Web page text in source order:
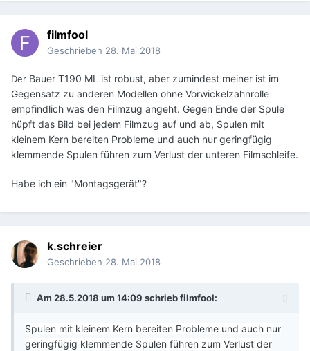
filmfool
Geschrieben 28. Mai 2018
Der Bauer T190 ML ist robust, aber zumindest meiner ist im
Gegensatz zu anderen Modellen ohne Vorwickelzahnrolle
empfindlich was den Filmzug angeht. Gegen Ende der Spule
hüpft das Bild bei jedem Filmzug auf und ab, Spulen mit
kleinem Kern bereiten Probleme und auch nur geringfügig
klemmende Spulen führen zum Verlust der unteren Filmschleife.
Habe ich ein "Montagsgerät"?
k.schreier
Geschrieben 28. Mai 2018
Am 28.5.2018 um 14:09 schriebfilmfool:
Spulen mit kleinem Kern bereiten Probleme und auch nur
geringfügig klemmende Spulen führen zum Verlust der